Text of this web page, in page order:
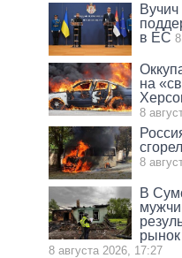
в ЕС
на
8
8
В
8 августа 2026, 17:27